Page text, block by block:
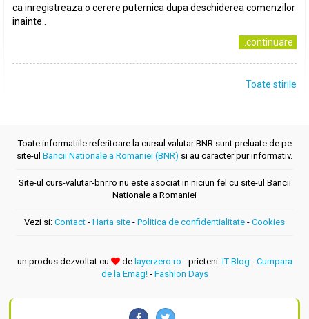
ca inregistreaza o cerere puternica dupa deschiderea comenzilor
inainte..
..continuare
Toate stirile
Toate informatiile referitoare la cursul valutar BNR sunt preluate de pe
site-ul Bancii Nationale a Romaniei (BNR) si au caracter pur informativ.
Site-ul curs-valutar-bnr.ro nu este asociat in niciun fel cu site-ul Bancii
Nationale a Romaniei
Vezi si: Contact - Harta site - Politica de confidentialitate - Cookies
un produs dezvoltat cu de layerzero.ro - prieteni: IT Blog - Cumpara
de la Emag!- Fashion Days